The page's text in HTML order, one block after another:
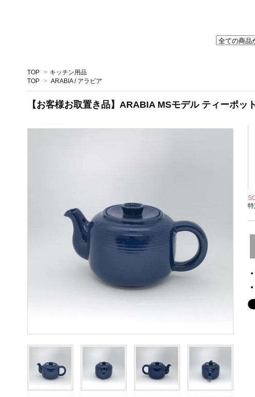
TOP > キッチン用品
TOP > ARABIA / アラビア
【お客様お取置き品】ARABIA MSモデル ティーポッ